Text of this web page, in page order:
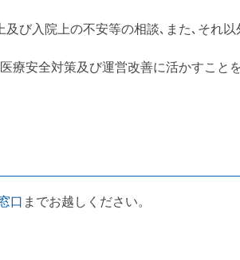
び入院上の不安等の相談､また､それ
療安全対策及び運営改善に活かすこと
口 までお越しください。